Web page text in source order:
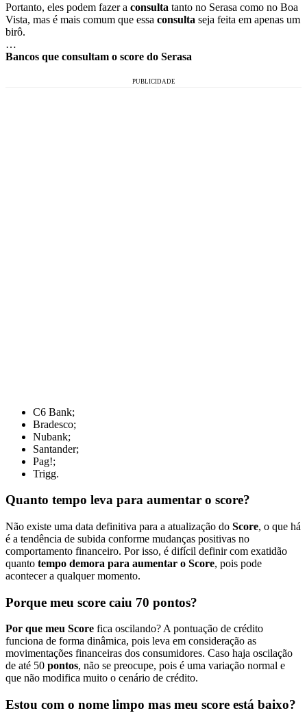
Portanto, eles podem fazer a consulta tanto no Serasa como no Boa
Vista, mas é mais comum que essa consulta seja feita em apenas um
birô.
…
Bancos que consultam o score do Serasa
PUBLICIDADE
C6 Bank;
Bradesco;
Nubank;
Santander;
Pag!;
Trigg.
Quanto tempo leva para aumentar o score?
Não existe uma data definitiva para a atualização do Score, o que há
é a tendência de subida conforme mudanças positivas no
comportamento financeiro. Por isso, é difícil definir com exatidão
quanto tempo demora para aumentar o Score, pois pode
acontecer a qualquer momento.
Porque meu score caiu 70 pontos?
Por que meu Score fica oscilando? A pontuação de crédito
funciona de forma dinâmica, pois leva em consideração as
movimentações financeiras dos consumidores. Caso haja oscilação
de até 50 pontos, não se preocupe, pois é uma variação normal e
que não modifica muito o cenário de crédito.
Estou com o nome limpo mas meu score está baixo?